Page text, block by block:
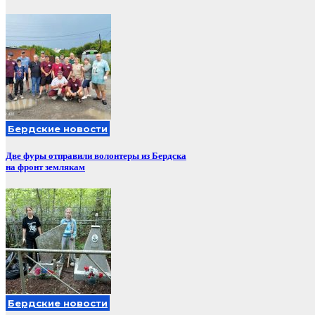
Бердские новости
Две фуры отправили волонтеры из Бердска
на фронт землякам
Бердские новости